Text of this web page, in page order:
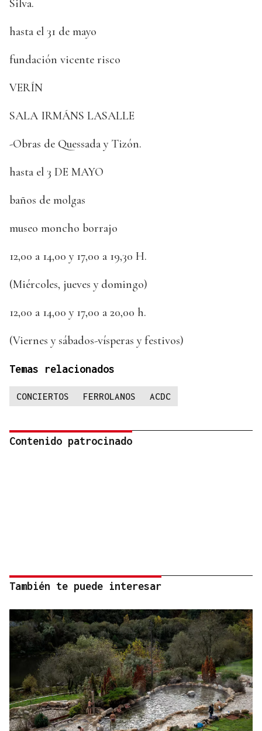
Silva.
hasta el 31 de mayo
fundación vicente risco
VERÍN
SALA IRMÁNS LASALLE
-Obras de Quessada y Tizón.
hasta el 3 DE MAYO
baños de molgas
museo moncho borrajo
12,00 a 14,00 y 17,00 a 19,30 H.
(Miércoles, jueves y domingo)
12,00 a 14,00 y 17,00 a 20,00 h.
(Viernes y sábados-vísperas y festivos)
Temas relacionados
CONCIERTOS FERROLANOS ACDC
Contenido patrocinado
También te puede interesar